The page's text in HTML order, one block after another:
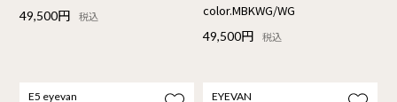
49,500円 税込
color.MBKWG/WG
49,500円 税込
E5 eyevan EYEVAN